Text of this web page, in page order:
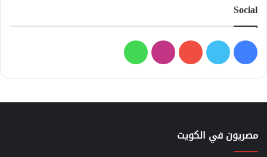
Social
فيسبوك
تويتر يوتيوبانستقرامواتساب
مصريون في الكويت